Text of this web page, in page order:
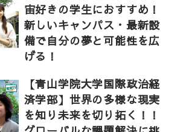
ける。2年次までに経営学の基礎を
将来の進路を見据えて専門を深め
イエンスに関する教育の強化を図
の課題に数理的アプローチを行
学科では国際性と創造性に富んだ
活かし、消費者が求める文化や情
を結びつける「青山マーケティン
分析スキルに関する教育を強化す
自治体との協同学習を導入し、理
宙好きの学生におすすめ！
新しいキャンパス・最新設
備で自分の夢と可能性を広
げる！
【青山学院大学国際政治経
済学部】世界の多様な現実
を知り未来を切り拓く！！